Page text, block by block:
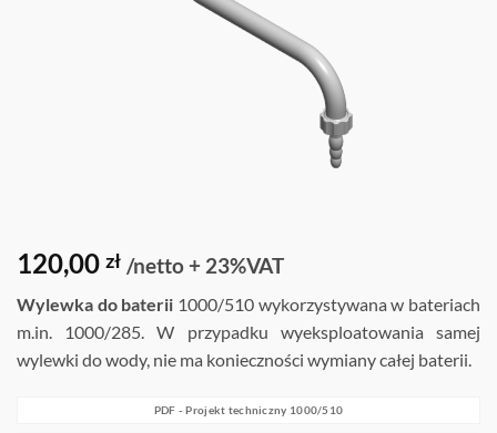
120,00 zł /netto + 23%VAT
Wylewka do baterii 1000/510 wykorzystywana w bateriach
m.in. 1000/285. W przypadku wyeksploatowania samej
wylewki do wody, nie ma konieczności wymiany całej baterii.
PDF - Projekt techniczny 1000/510